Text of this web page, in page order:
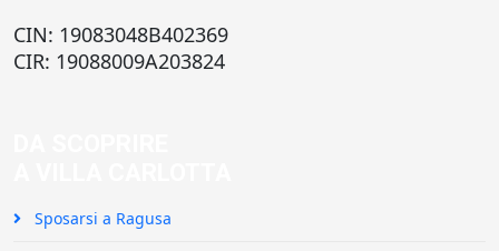
CIN: 19083048B402369
CIR: 19088009A203824
Sposarsi a Ragusa